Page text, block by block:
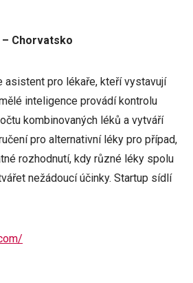
Chorvatsko
asistent pro lékaře, kteří vystavují
inteligence provádí kontrolu
kombinovaných léků a vytváří
pro alternativní léky pro případ,
rozhodnutí, kdy různé léky spolu
nežádoucí účinky. Startup sídlí